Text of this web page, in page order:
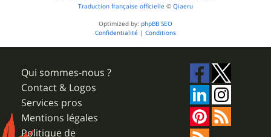
Traduction française officielle © Qiaeru
Optimized by: phpBB SEO
Confidentialité | Conditions
Qui sommes-nous ?
Contact & Logos
Services pros
Mentions légales
Politique de